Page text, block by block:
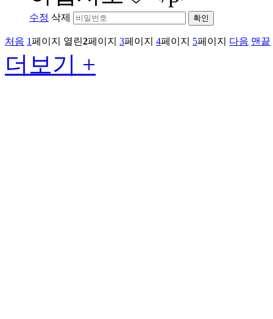
수정 삭제 확인
처음 1페이지 열린2페이지 3페이지 4페이지 5페이지 다음 맨끝
더보기 +